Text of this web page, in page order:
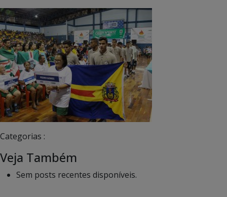
Categorias :
Veja Também
Sem posts recentes disponíveis.